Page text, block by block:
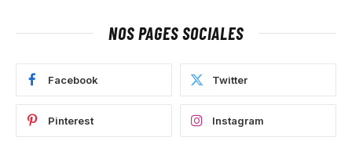
NOS PAGES SOCIALES
Facebook Twitter
Pinterest Instagram